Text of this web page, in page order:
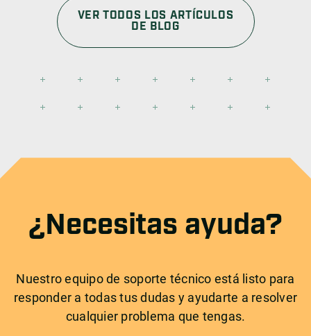
VER TODOS LOS ARTÍCULOS
DE BLOG
¿Necesitas ayuda?
Nuestro equipo de soporte técnico está listo para
responder a todas tus dudas y ayudarte a resolver
cualquier problema que tengas.